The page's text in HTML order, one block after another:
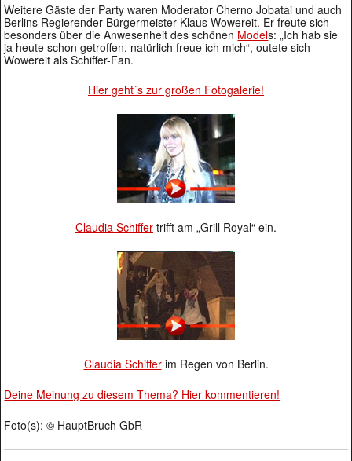
Weitere Gäste der Party waren Moderator Cherno Jobatai und auch
Berlins Regierender Bürgermeister Klaus Wowereit. Er freute sich
besonders über die Anwesenheit des schönen Models: „Ich hab sie
ja heute schon getroffen, natürlich freue ich mich“, outete sich
Wowereit als Schiffer-Fan.
Hier geht´s zur großen Fotogalerie!
Claudia Schiffer trifft am „Grill Royal“ ein.
Claudia Schifferim Regen von Berlin.
Deine Meinung zu diesem Thema? Hier kommentieren!
Foto(s): © HauptBruch GbR